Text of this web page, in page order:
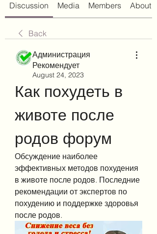
Discussion Media Members About
Back
Администрация
Рекомендует
August 24, 2023
Как похудеть в
животе после
родов форум
Обсуждение наиболее
эффективных методов похудения
в животе после родов. Последние
рекомендации от экспертов по
похудению и поддержке здоровья
после родов.